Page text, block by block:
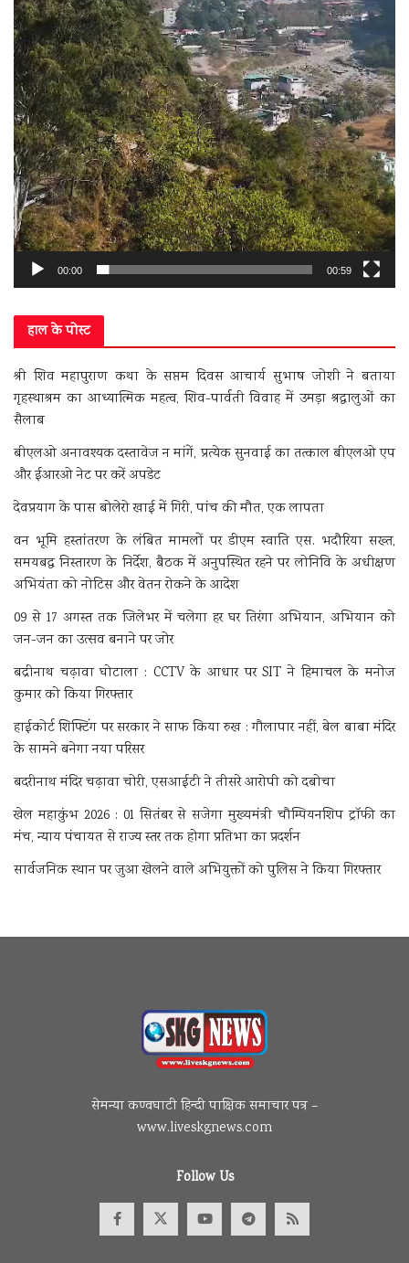
00:00 00:59
हाल के पोस्ट
श्री शिव महापुराण कथा के सप्तम दिवस आचार्य सुभाष जोशी ने बताया
गृहस्थाश्रम का आध्यात्मिक महत्व, शिव-पार्वती विवाह में उमड़ा श्रद्धालुओं का
सैलाब
बीएलओ अनावश्यक दस्तावेज न मांगें, प्रत्येक सुनवाई का तत्काल बीएलओ एप
और ईआरओ नेट पर करें अपडेट
देवप्रयाग के पास बोलेरो खाई में गिरी, पांच की मौत, एक लापता
वन भूमि हस्तांतरण के लंबित मामलों पर डीएम स्वाति एस. भदौरिया सख्त,
समयबद्ध निस्तारण के निर्देश, बैठक में अनुपस्थित रहने पर लोनिवि के अधीक्षण
अभियंता को नोटिस और वेतन रोकने के आदेश
09 से 17 अगस्त तक जिलेभर में चलेगा हर घर तिरंगा अभियान, अभियान को
जन-जन का उत्सव बनाने पर जोर
बद्रीनाथ चढ़ावा घोटाला : CCTV के आधार पर SIT ने हिमाचल के मनोज
कुमार को किया गिरफ्तार
हाईकोर्ट शिफ्टिंग पर सरकार ने साफ किया रुख : गौलापार नहीं, बेल बाबा मंदिर
के सामने बनेगा नया परिसर
बदरीनाथ मंदिर चढ़ावा चोरी, एसआईटी ने तीसरे आरोपी को दबोचा
खेल महाकुंभ 2026 : 01 सितंबर से सजेगा मुख्यमंत्री चौम्पियनशिप ट्रॉफी का
मंच, न्याय पंचायत से राज्य स्तर तक होगा प्रतिभा का प्रदर्शन
सार्वजनिक स्थान पर जुआ खेलने वाले अभियुक्तों को पुलिस ने किया गिरफ्तार
सेमन्या कण्वघाटी हिन्दी पाक्षिक समाचार पत्र –
www.liveskgnews.com
Follow Us